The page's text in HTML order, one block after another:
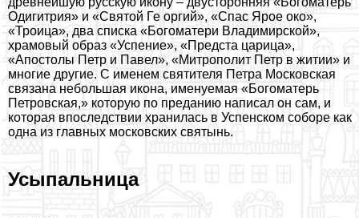
Одигитрия» и «Святой Ге opгий», «Спас Ярое око»,
«Троица», два списка «Богоматери Владимирской»,
храмовый образ «Успение», «Предста царица»,
«Апостолы Петр и Павел», «Митрополит Петр в житии» и
многие другие. С именем святителя Петра Московская
связана небольшая икона, именуемая «Богоматерь
Петровская,» которую по преданию написал он сам, и
которая впоследствии хранилась в Успенском соборе как
одна из главных московских святынь.
Усыпальница